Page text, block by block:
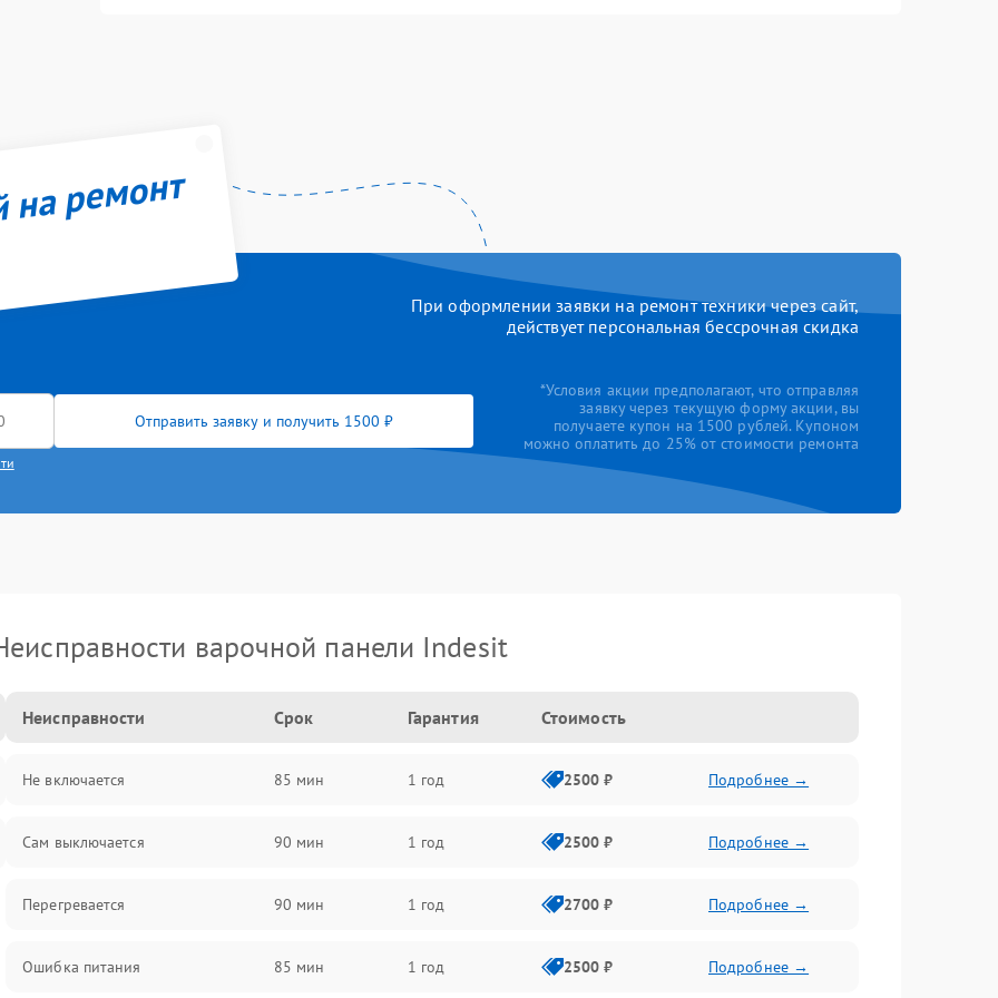
ремонт
При оформлении заявки на ремонт техники через сайт,
действует персональная бессрочная скидка
Отправить заявку и получить 1500 ₽
*Условия акции предполагают, что отправляя
заявку через текущую форму акции, вы
получаете купон на 1500 рублей. Купоном
можно оплатить до 25% от стоимости ремонта
варочной панели Indesit
Неисправности Срок Гарантия Стоимость
Не включается 85 мин 1 год 2500 ₽ Подробнее →
Сам выключается 90 мин 1 год 2500 ₽ Подробнее →
Перегревается 90 мин 1 год 2700 ₽ Подробнее →
Ошибка питания 85 мин 1 год 2500 ₽ Подробнее →